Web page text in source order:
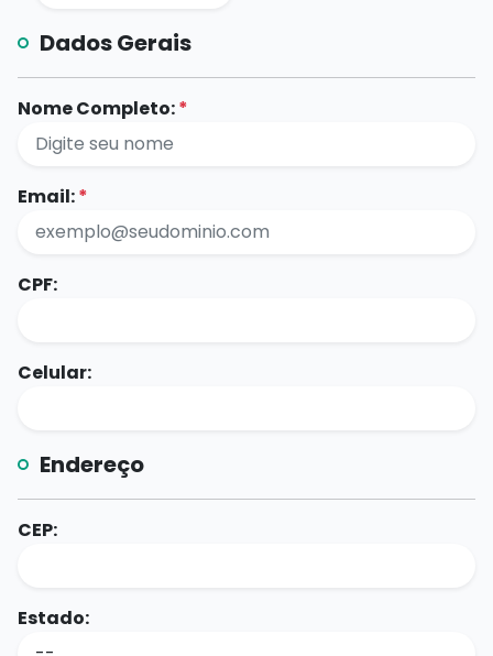
Dados Gerais
Nome Completo:*
Email:*
CPF:
Celular:
Endereço
CEP:
Estado: